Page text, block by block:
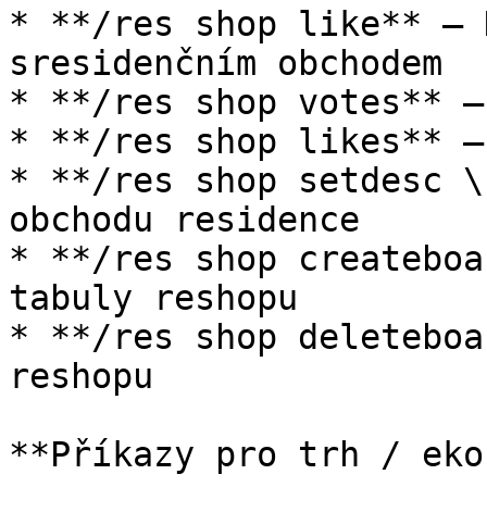
* **/res shop like** –
sresidenčním obchodem
* **/res shop votes** –
* **/res shop likes** –
* **/res shop setdesc
obchodu residence
* **/res shop
tabuly reshopu
* **/res shop
reshopu
**Příkazy pro trh /